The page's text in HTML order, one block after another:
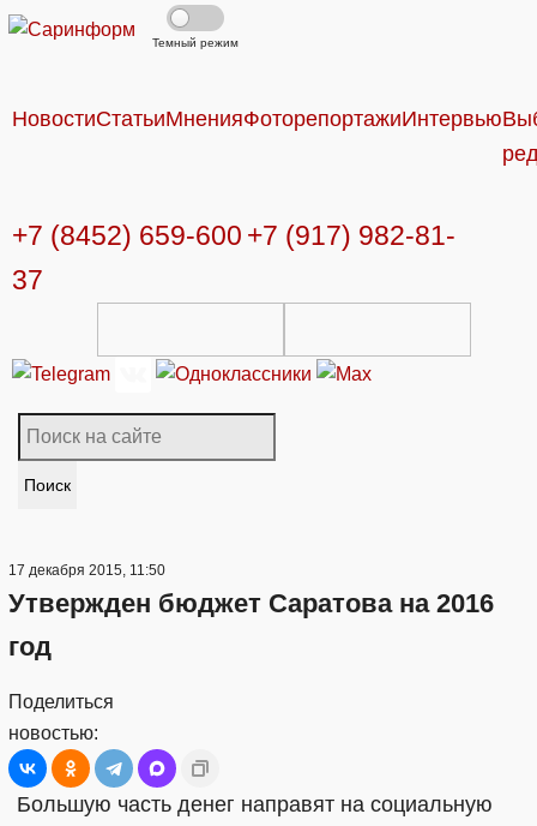
Темный режим
НовостиСтатьиМненияФоторепортажиИнтервью
+7 (8452) 659-600 +7 (917) 982-81-
37
Поиск
17 декабря 2015, 11:50
Утвержден бюджет Саратова на 2016
год
Поделиться
новостью:
Большую часть денег направят на социальную